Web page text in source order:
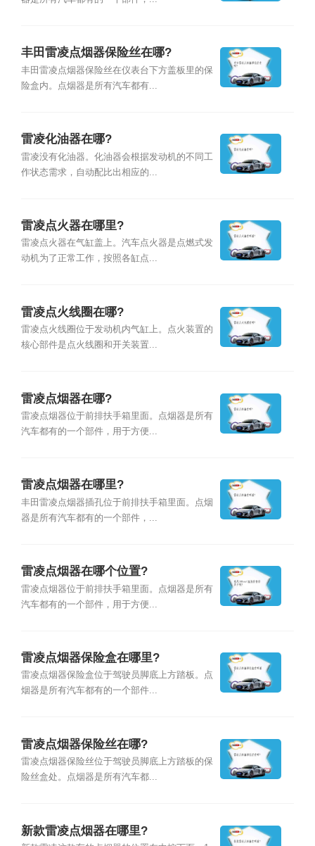
丰田雷凌点烟器保险丝在哪?
丰田雷凌点烟器保险丝在仪表台下方盖板里的保
险盒内。点烟器是所有汽车都有...
雷凌化油器在哪?
雷凌没有化油器。化油器会根据发动机的不同工
作状态需求，自动配比出相应的...
雷凌点火器在哪里?
雷凌点火器在气缸盖上。汽车点火器是点燃式发
动机为了正常工作，按照各缸点...
雷凌点火线圈在哪?
雷凌点火线圈位于发动机内气缸上。点火装置的
核心部件是点火线圈和开关装置...
雷凌点烟器在哪?
雷凌点烟器位于前排扶手箱里面。点烟器是所有
汽车都有的一个部件，用于方便...
雷凌点烟器在哪里?
丰田雷凌点烟器插孔位于前排扶手箱里面。点烟
器是所有汽车都有的一个部件，...
雷凌点烟器在哪个位置?
雷凌点烟器位于前排扶手箱里面。点烟器是所有
汽车都有的一个部件，用于方便...
雷凌点烟器保险盒在哪里?
雷凌点烟器保险盒位于驾驶员脚底上方踏板。点
烟器是所有汽车都有的一个部件...
雷凌点烟器保险丝在哪?
雷凌点烟器保险丝位于驾驶员脚底上方踏板的保
险丝盒处。点烟器是所有汽车都...
新款雷凌点烟器在哪里?